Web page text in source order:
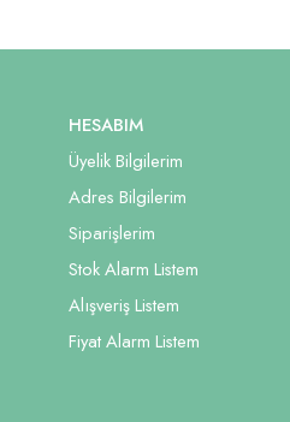
HESABIM
Üyelik Bilgilerim
Adres Bilgilerim
Siparişlerim
Stok Alarm Listem
Alışveriş Listem
Fiyat Alarm Listem